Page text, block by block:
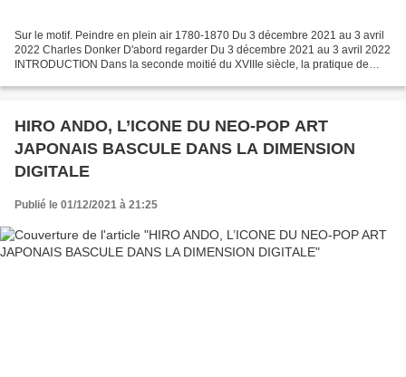
Sur le motif. Peindre en plein air 1780-1870 Du 3 décembre 2021 au 3 avril
2022 Charles Donker D'abord regarder Du 3 décembre 2021 au 3 avril 2022
INTRODUCTION Dans la seconde moitié du XVIIIe siècle, la pratique de
HIRO ANDO, L’ICONE DU NEO-POP ART
JAPONAIS BASCULE DANS LA DIMENSION
DIGITALE
Publié le 01/12/2021 à 21:25